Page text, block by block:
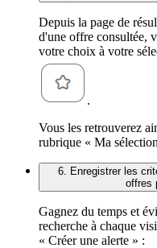
Depuis la page de
d'une offre consultée,
votre choix à votre
.
Vous les retrouverez
rubrique « Ma
6. Enregistrer les
offres
Gagnez du temps et
recherche à chaque
« Créer une alerte » :